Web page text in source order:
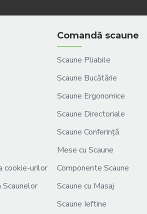
cookie-urilor
Scaunelor
Comandă scaune
Scaune Pliabile
Scaune Bucătărie
Scaune Ergonomice
Scaune Directoriale
Scaune Conferință
Mese cu Scaune
Componente Scaune
Scaune cu Masaj
Scaune Ieftine